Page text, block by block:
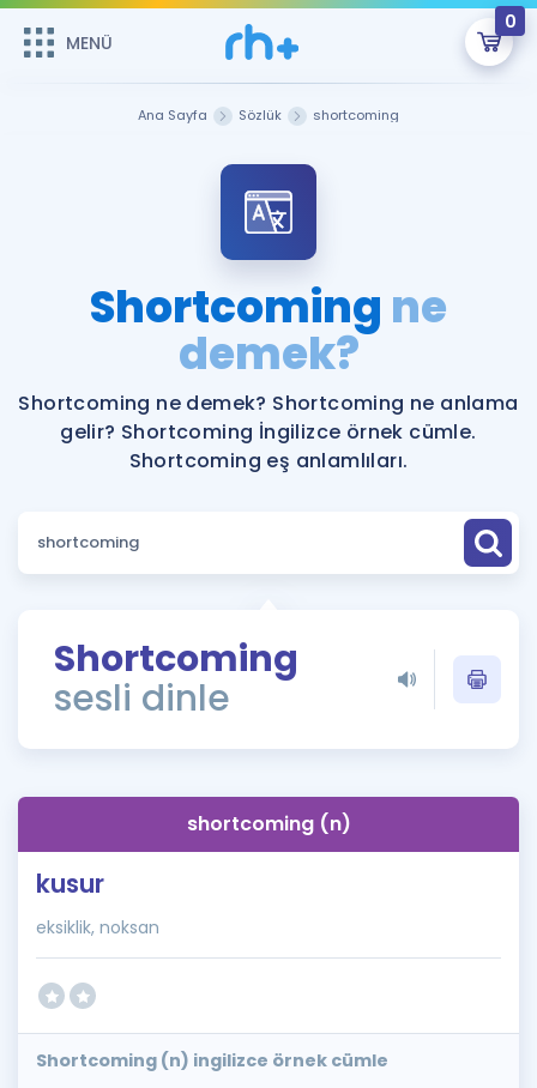
MENÜ
0
Şifremi Hatırlamıyorum
Sepetin Şu An Boş.
Remzi Hoca ile seni sınava hazırlayacak onlarca eğitim seni
bekliyor!
MENÜ
Katılımcı Görüşleri
Faydalı Araçlar
Ücretsiz Kaynaklar
Puan Hesaplama
ÖSYM Sınav Takvimi
Kampanyalar
İngilizce Gramer
İngilizce Gramer
Ana Sayfa Sözlük shortcoming
Shortcoming ne
demek?
Shortcoming ne demek? Shortcoming ne anlama
gelir? Shortcoming İngilizce örnek cümle.
Shortcoming eş anlamlıları.
Shortcoming
sesli dinle
shortcoming (n)
kusur
eksiklik, noksan
Shortcoming (n) ingilizce örnek cümle